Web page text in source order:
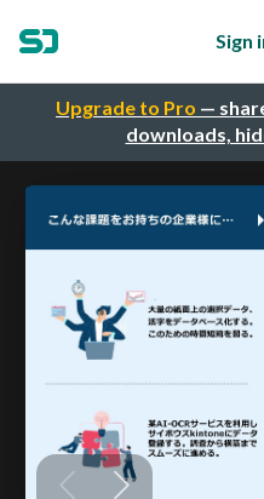
Upgrade to Pro —
downloads,
Sign